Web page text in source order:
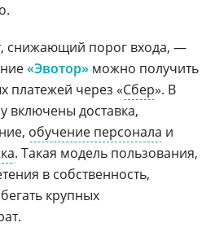
снижающий порог входа, —
«Эвотор» можно получить
платежей через «Сбер». В
включены доставка,
обучение персонала и
. Такая модель пользования,
в собственность,
крупных